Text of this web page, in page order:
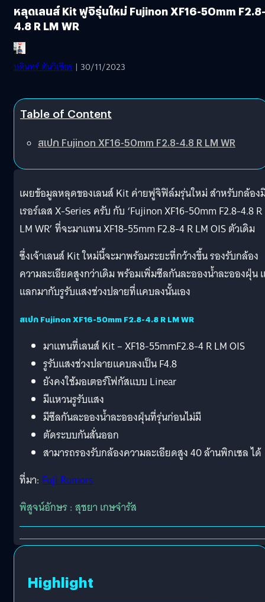
หลุดเลนส์ Kit ฟูจิรุ่นใหม่ Fujinon XF16-50mm F2.8-
4.8 R LM WR
บดินทร์ ตันวิเชียร | 30/11/2023
Table of Content
สเปก Fujinon XF16-50mm F2.8-4.8 R LM WR
เผยข้อมูลหลุดของเลนส์ Kit ค่ายฟูจิฟิล์มรุ่นใหม่ สำหรับกล้อง
เรอร์เลส X-Series ครับ กับ ‘Fujinon XF16-50mm F2.8-4.8 R
LM WR’ ที่จะมาแทน XF18-55mm F2.8-4 R LM OIS ตัวเดิม
ซึ่งเจ้าเลนส์ Kit ใหม่นี้จะมาพร้อมระยะที่กว้างขึ้น รองรับกล้อง
ความละเอียดสูงกว่าเดิม พร้อมเพิ่มซีลกันละอองน้ำละอองฝุ่น
แลกมากับรูรับแสงช่วงปลายที่แคบลงนั้นเอง
สเปก Fujinon XF16-50mm F2.8-4.8 R LM WR
มาแทนที่เลนส์ Kit – XF18-55mmF2.8-4 R LM OIS
รูรับแสงช่วงปลายแคบลงเป็น F4.8
ยังคงใช้มอเตอร์โฟกัสแบบ Linear
มีแหวนรูรับแสง
มีซีลกันละอองน้ำละอองฝุ่นที่รุ่นก่อนไม่มี
ตัดระบบกันสั่นออก
สามารถรองรับกล้องความละเอียดสูง 40 ล้านพิกเซล ได้
ที่มา: Fuji Rumors
พิสูจน์อักษร : สุชยา เกษจำรัส
Highlight